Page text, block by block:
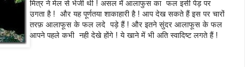
मित्र ने मेल से भेजी थी ! असल में आलाफुस का फल इसी पेड़ पर
उगता है ! और यह पूर्णतया शाकाहारी है ! आप देख सकते हैं इस पर चारों
तरफ़ आलाफूस के फल लदे पड़े हैं ! और इतने सुंदर आलाफूस के फल
आपने पहले कभी नही देखे होंगे ! ये खाने में भी अति स्वादिष्ट लगते हैं !